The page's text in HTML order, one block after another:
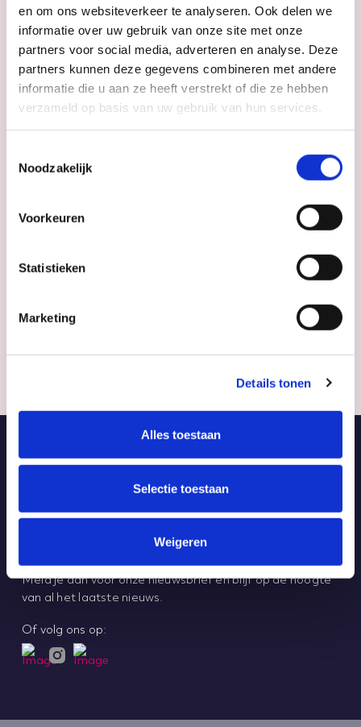
en om ons websiteverkeer te analyseren. Ook delen we
informatie over uw gebruik van onze site met onze
partners voor social media, adverteren en analyse. Deze
partners kunnen deze gegevens combineren met andere
informatie die u aan ze heeft verstrekt of die ze hebben
verzameld op basis van uw gebruik van hun services.
Noodzakelijk
Voorkeuren
Statistieken
Marketing
Details tonen
Alles toestaan
Selectie toestaan
Weigeren
Ben je benieuwd of hart for her bij jou past?
Ervaar het zelf en
boek jouw vrijblijvende proefles bij een vestiging
bij jou in de buurt.
Klik hieronder op jou vestiging en boek je
proefles.
Almere
Culemborg
Eerbeek
Meld je aan voor onze
Meld je aan voor onze nieuwsbrief en blijf op de hoogte
van al het laatste nieuws.
Of volg ons op: